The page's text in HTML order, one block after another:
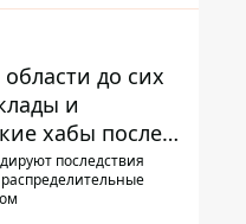
до сих
и
хабы после
- ГСЧС
последствия